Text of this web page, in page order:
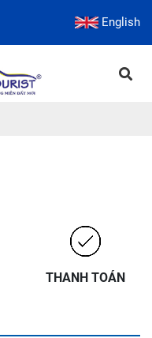
English
THANH TOÁN